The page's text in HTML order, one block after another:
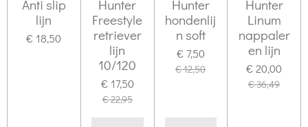
Anti slip
lijn
€ 18,50
Hunter
Freestyle
retriever
lijn
10/120
€ 17,50
€ 22,95
Hunter
hondenlij
n soft
€ 7,50
€ 12,50
Hunter
Linum
nappaler
en lijn
€ 20,00
€ 36,49